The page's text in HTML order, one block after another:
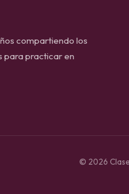
compartiendo los
para practicar en
© 2026